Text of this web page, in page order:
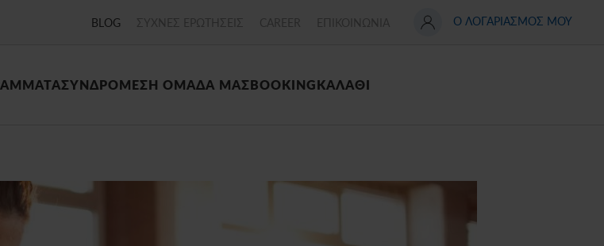
BLOG ΣΥΧΝΕΣ ΕΡΩΤΗΣΕΙΣ CAREER ΕΠΙΚΟΙΝΩΝΙΑ Ο ΛΟΓΑΡΙΑΣΜΟΣ ΜΟΥ
ΣΥΝΔΡΟΜΕΣΗ ΟΜΑΔΑ ΜΑΣBOOKINGΚΑΛΑΘΙ